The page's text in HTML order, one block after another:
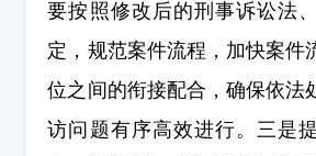
要按照修改后的刑事诉讼法
定，规范案件流程，加快案件
位之间的衔接配合，确保依法
访问题有序高效进行。三是